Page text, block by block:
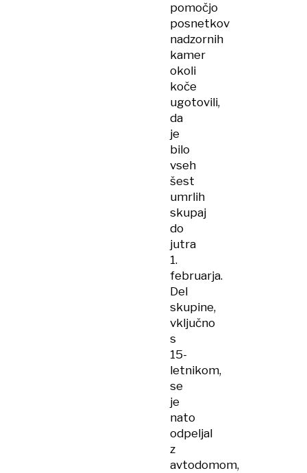
pomočjo
posnetkov
nadzornih
kamer
okoli
koče
ugotovili,
da
je
bilo
vseh
šest
umrlih
skupaj
do
jutra
1.
februarja.
Del
skupine,
vključno
s
15-
letnikom,
se
je
nato
odpeljal
z
avtodomom,